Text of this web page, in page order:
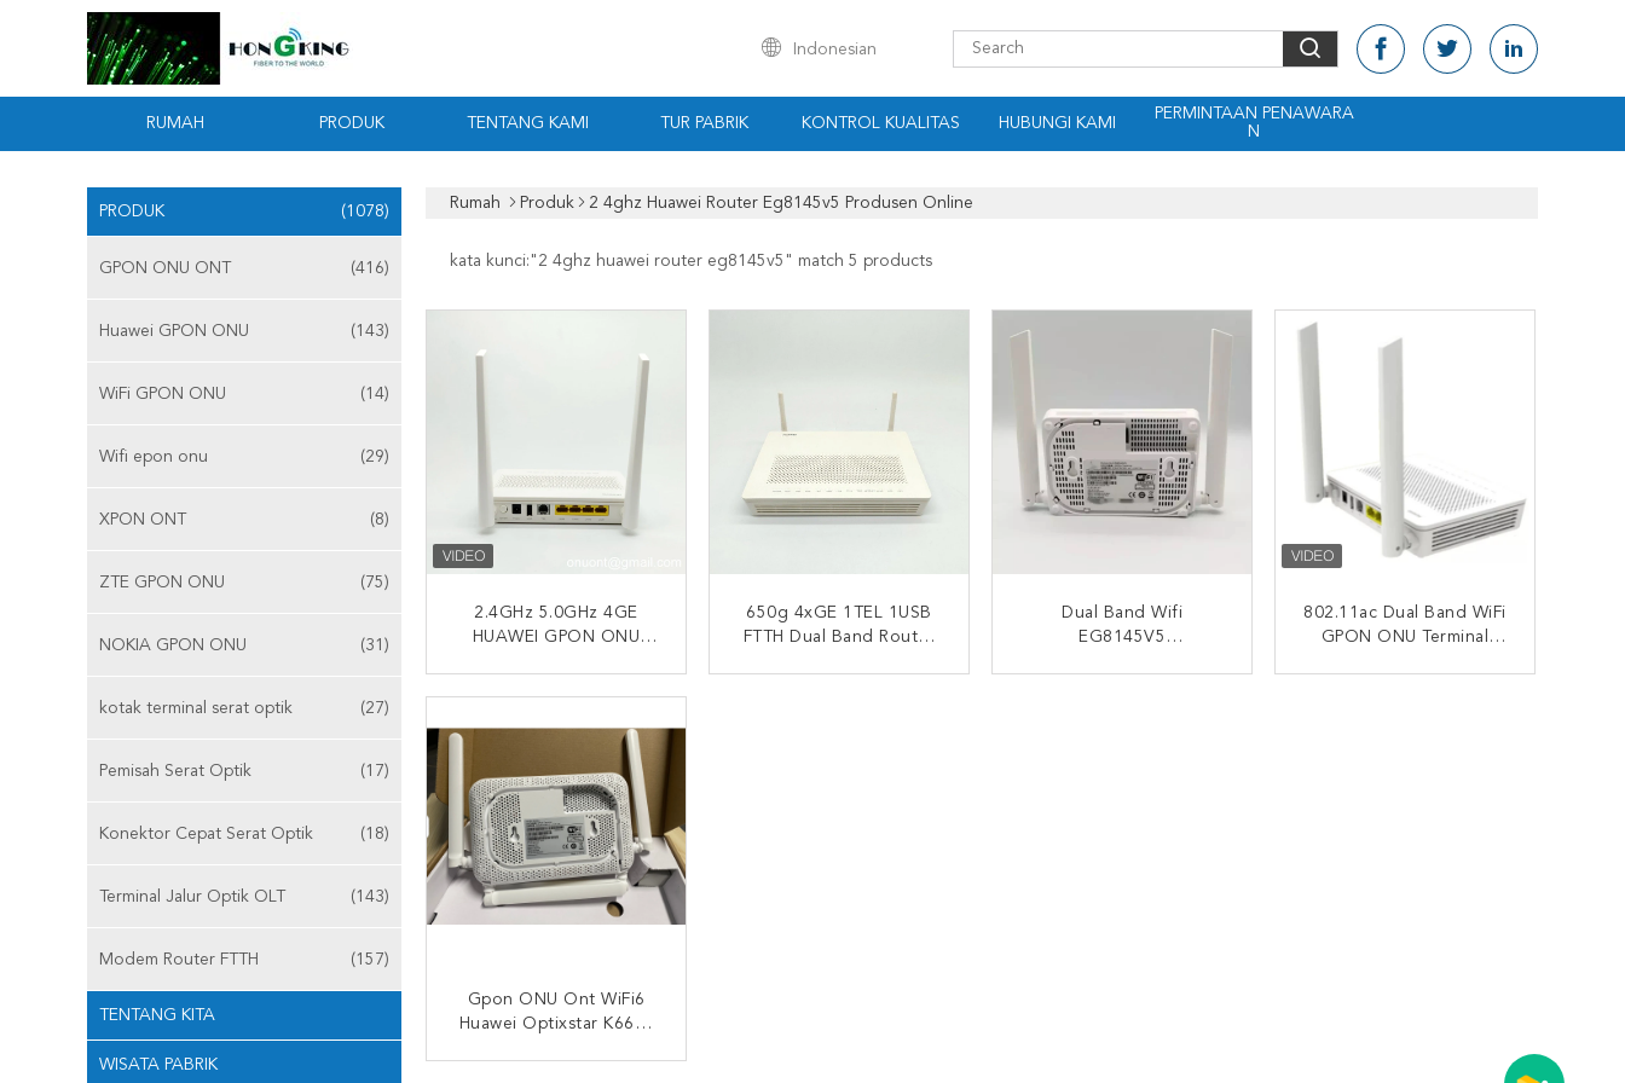
Indonesian
RUMAH PRODUK TENTANG KAMI TUR PABRIK KONTROL KUALITAS HUBUNGI KAMI
PERMINTAAN PENAWARA
N
PRODUK (1078)
GPON ONU ONT (416)
Huawei GPON ONU (143)
WiFi GPON ONU (14)
Wifi epon onu (29)
XPON ONT (8)
ZTE GPON ONU (75)
NOKIA GPON ONU (31)
kotak terminal serat optik (27)
Pemisah Serat Optik (17)
Konektor Cepat Serat Optik (18)
Terminal Jalur Optik OLT (143)
Modem Router FTTH (157)
TENTANG KITA
WISATA PABRIK
Rumah Produk 2 4ghz Huawei Router Eg8145v5 Produsen Online
kata kunci:" 2 4ghz huawei router eg8145v5 " match 5 products
2.4GHz 5.0GHz 4GE
HUAWEI GPON ONU
HUBUNGI SEKARANG
650g 4xGE 1TEL 1USB
FTTH Dual Band Router
Dual Band Wifi
EG8145V5
802.11ac Dual Band WiFi
GPON ONU Terminal
Gpon ONU Ont WiFi6
Huawei Optixstar K662c